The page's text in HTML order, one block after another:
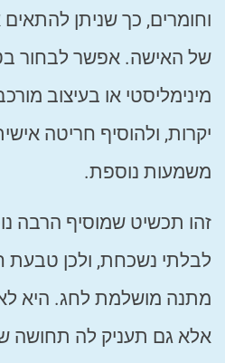
וחומרים, כך שניתן להתאים
של האישה. אפשר לבחור
מינימליסטי או בעיצוב
יקרות, ולהוסיף חריטה
משמעות נוספת.
זהו תכשיט שמוסיף הרבה
לבלתי נשכחת, ולכן טבעת
מתנה מושלמת לחג. היא
אלא גם תעניק לה תחושה